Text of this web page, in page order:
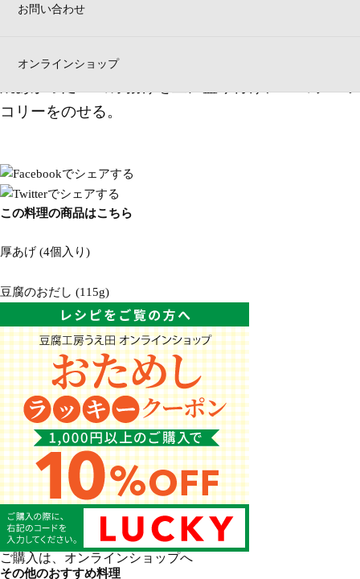
お問い合わせ
オンラインショップ
温で10分ほど焼く。
入れ、ブロッコリーを潰しながら混ぜ合わせる。
コリーをのせる。
この料理の商品はこちら
厚あげ (4個入り)
豆腐のおだし (115g)
ご購入は、オンラインショップへ
その他のおすすめ料理